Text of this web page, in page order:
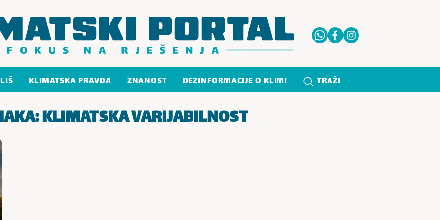
KLIMATSKA PRAVDA ZNANOST DEZINFORMACIJE O KLIMI TRAŽI
KLIMATSKA VARIJABILNOST